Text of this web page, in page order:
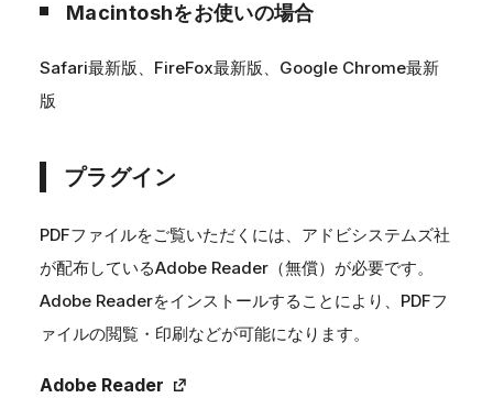
Macintoshをお使いの場合
Safari最新版、FireFox最新版、Google Chrome最新
版
プラグイン
PDFファイルをご覧いただくには、アドビシステムズ社
が配布しているAdobe Reader（無償）が必要です。
Adobe Readerをインストールすることにより、PDFフ
ァイルの閲覧・印刷などが可能になります。
Adobe Reader